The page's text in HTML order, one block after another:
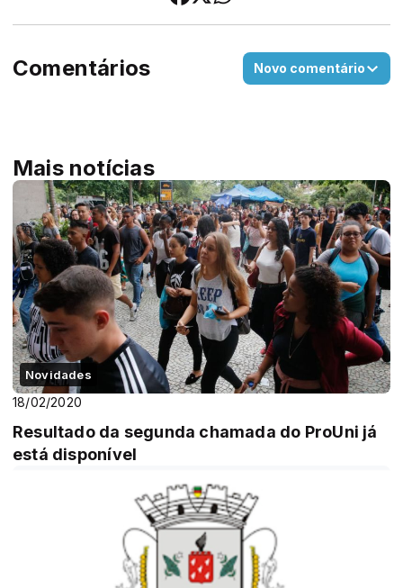
Comentários Novo comentário
Mais notícias
Novidades
18/02/2020
Resultado da segunda chamada do ProUni já
está disponível